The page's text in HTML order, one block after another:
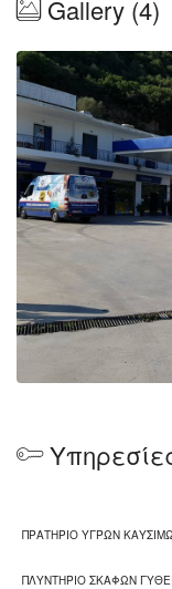
Gallery (4)
ΠΡΑΤΗΡΙΟ ΥΓΡΩΝ
ΠΛΥΝΤΗΡΙΟ ΣΚΑΦΩΝ